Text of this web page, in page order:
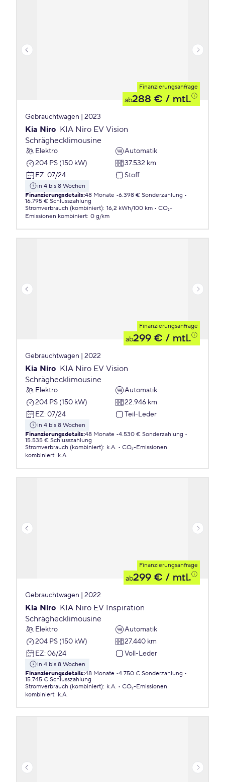
Finanzierungsanfrage
ab288 € / mtl.
Gebrauchtwagen | 2023
Kia Niro KIA Niro EV Vision
Schräghecklimousine
Elektro
Automatik
204 PS (150 kW)
37.532 km
EZ: 07/24 Stoff
in 4 bis 8 Wochen
Finanzierungsdetails:48 Monate 6.398 € Sonderzahlung
16.795 € Schlusszahlung
Stromverbrauch (kombiniert): 16,2 kWh/100 km
CO₂-
Emissionen kombiniert: 0 g/km
Finanzierungsanfrage
ab299 € / mtl.
Gebrauchtwagen | 2022
Kia Niro KIA Niro EV Vision
Schräghecklimousine
Elektro
Automatik
204 PS (150 kW)
22.946 km
EZ: 07/24 Teil-Leder
in 4 bis 8 Wochen
Finanzierungsdetails:48 Monate 4.530 € Sonderzahlung
15.535 € Schlusszahlung
Stromverbrauch (kombiniert): k.A.
CO₂-Emissionen
kombiniert: k.A.
Finanzierungsanfrage
ab299 € / mtl.
Gebrauchtwagen | 2022
Kia Niro KIA Niro EV Inspiration
Schräghecklimousine
Elektro
Automatik
204 PS (150 kW)
27.440 km
EZ: 06/24 Voll-Leder
in 4 bis 8 Wochen
Finanzierungsdetails:48 Monate 4.750 € Sonderzahlung
15.745 € Schlusszahlung
Stromverbrauch (kombiniert): k.A.
CO₂-Emissionen
kombiniert: k.A.